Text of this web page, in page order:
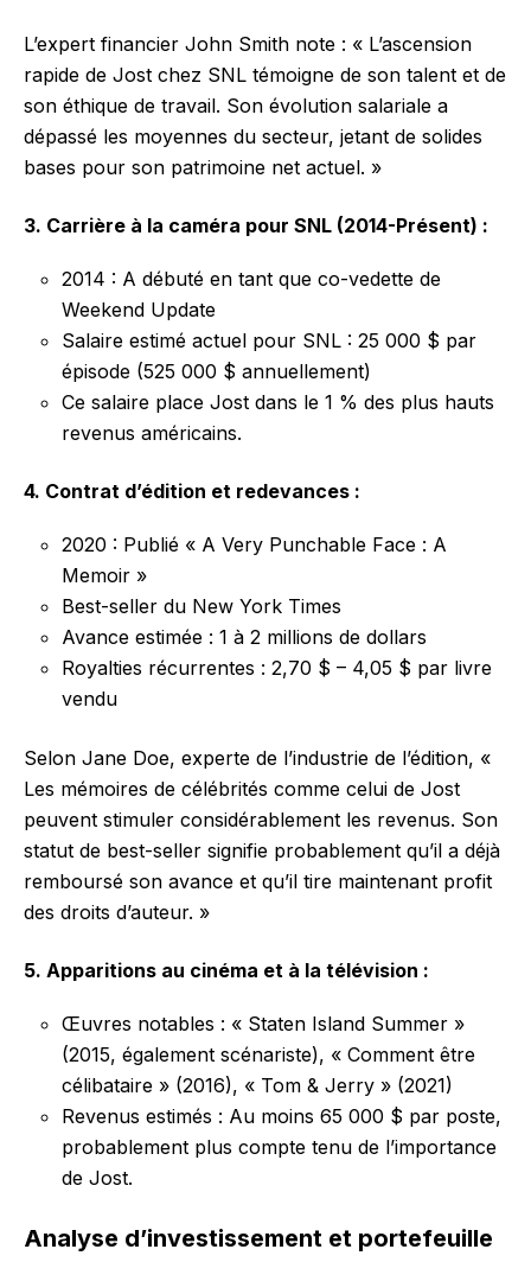
L’expert financier John Smith note : « L’ascension
rapide de Jost chez SNL témoigne de son talent et de
son éthique de travail. Son évolution salariale a
dépassé les moyennes du secteur, jetant de solides
bases pour son patrimoine net actuel. »
3. Carrière à la caméra pour SNL (2014-Présent) :
2014 : A débuté en tant que co-vedette de
Weekend Update
Salaire estimé actuel pour SNL : 25 000 $ par
épisode (525 000 $ annuellement)
Ce salaire place Jost dans le 1 % des plus hauts
revenus américains.
4. Contrat d’édition et redevances :
2020 : Publié « A Very Punchable Face : A
Memoir »
Best-seller du New York Times
Avance estimée : 1 à 2 millions de dollars
Royalties récurrentes : 2,70 $ – 4,05 $ par livre
vendu
Selon Jane Doe, experte de l’industrie de l’édition, «
Les mémoires de célébrités comme celui de Jost
peuvent stimuler considérablement les revenus. Son
statut de best-seller signifie probablement qu’il a déjà
remboursé son avance et qu’il tire maintenant profit
des droits d’auteur. »
5. Apparitions au cinéma et à la télévision :
Œuvres notables : « Staten Island Summer »
(2015, également scénariste), « Comment être
célibataire » (2016), « Tom & Jerry » (2021)
Revenus estimés : Au moins 65 000 $ par poste,
probablement plus compte tenu de l’importance
de Jost.
Analyse d’investissement et portefeuille